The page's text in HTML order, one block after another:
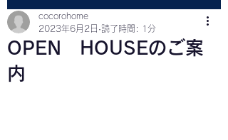
OPEN HOUSEのご案
内
cocorohome
2023年6月2日 読了時間: 1分